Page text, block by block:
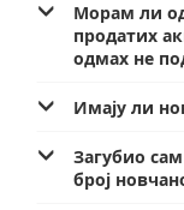
Морам ли
продатих
одмах не
Имају ли
Загубио
број